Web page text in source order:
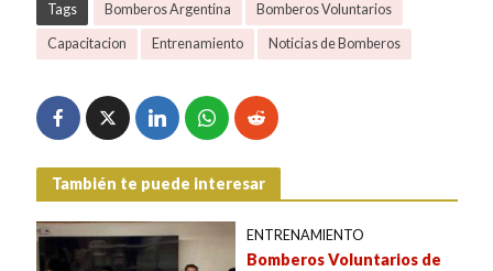
Tags Bomberos Argentina Bomberos Voluntarios
Capacitacion Entrenamiento Noticias de Bomberos
También te puede interesar
ENTRENAMIENTO
Bomberos Voluntarios de